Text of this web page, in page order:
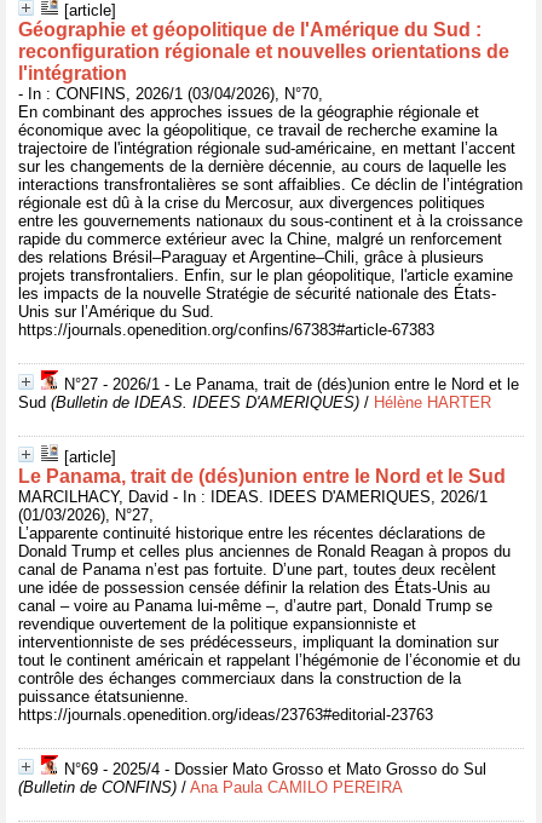
[article]
Géographie et géopolitique de l'Amérique du Sud :
reconfiguration régionale et nouvelles orientations de
l'intégration
- In : CONFINS, 2026/1 (03/04/2026), N°70,
En combinant des approches issues de la géographie régionale et
économique avec la géopolitique, ce travail de recherche examine la
trajectoire de l'intégration régionale sud-américaine, en mettant l’accent
sur les changements de la dernière décennie, au cours de laquelle les
interactions transfrontalières se sont affaiblies. Ce déclin de l’intégration
régionale est dû à la crise du Mercosur, aux divergences politiques
entre les gouvernements nationaux du sous-continent et à la croissance
rapide du commerce extérieur avec la Chine, malgré un renforcement
des relations Brésil–Paraguay et Argentine–Chili, grâce à plusieurs
projets transfrontaliers. Enfin, sur le plan géopolitique, l'article examine
les impacts de la nouvelle Stratégie de sécurité nationale des États-
Unis sur l’Amérique du Sud.
https://journals.openedition.org/confins/67383#article-67383
N°27 - 2026/1 - Le Panama, trait de (dés)union entre le Nord et le
Sud (Bulletin de IDEAS. IDEES D'AMERIQUES) / Hélène HARTER
[article]
Le Panama, trait de (dés)union entre le Nord et le Sud
MARCILHACY, David - In : IDEAS. IDEES D'AMERIQUES, 2026/1
(01/03/2026), N°27,
L’apparente continuité historique entre les récentes déclarations de
Donald Trump et celles plus anciennes de Ronald Reagan à propos du
canal de Panama n’est pas fortuite. D’une part, toutes deux recèlent
une idée de possession censée définir la relation des États-Unis au
canal – voire au Panama lui-même –, d’autre part, Donald Trump se
revendique ouvertement de la politique expansionniste et
interventionniste de ses prédécesseurs, impliquant la domination sur
tout le continent américain et rappelant l’hégémonie de l’économie et du
contrôle des échanges commerciaux dans la construction de la
puissance étatsunienne.
https://journals.openedition.org/ideas/23763#editorial-23763
N°69 - 2025/4 - Dossier Mato Grosso et Mato Grosso do Sul
(Bulletin de CONFINS) / Ana Paula CAMILO PEREIRA